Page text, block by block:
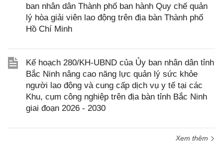
ban nhân dân Thành phố ban hành Quy chế quản
lý hòa giải viên lao động trên địa bàn Thành phố
Hồ Chí Minh
Kế hoạch 280/KH-UBND của Ủy ban nhân dân tỉnh
Bắc Ninh nâng cao năng lực quản lý sức khỏe
người lao động và cung cấp dịch vụ y tế tại các
Khu, cụm công nghiệp trên địa bàn tỉnh Bắc Ninh
giai đoạn 2026 - 2030
Xem thêm